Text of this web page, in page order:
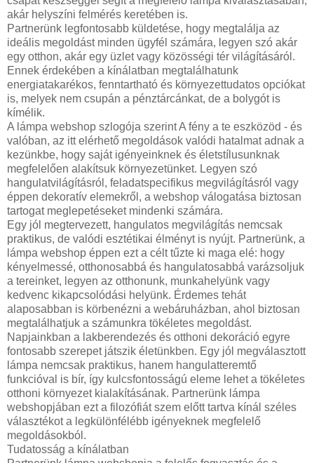
akár helyszíni felmérés keretében is.
Partnerünk legfontosabb küldetése, hogy megtalálja az
ideális megoldást minden ügyfél számára, legyen szó akár
egy otthon, akár egy üzlet vagy közösségi tér világításáról.
Ennek érdekében a kínálatban megtalálhatunk
energiatakarékos, fenntartható és környezettudatos opciókat
is, melyek nem csupán a pénztárcánkat, de a bolygót is
kímélik.
A lámpa webshop szlogója szerint A fény a te eszközöd - és
valóban, az itt elérhető megoldások valódi hatalmat adnak a
kezünkbe, hogy saját igényeinknek és életstílusunknak
megfelelően alakítsuk környezetünket. Legyen szó
hangulatvilágításról, feladatspecifikus megvilágításról vagy
éppen dekoratív elemekről, a webshop válogatása biztosan
tartogat meglepetéseket mindenki számára.
Egy jól megtervezett, hangulatos megvilágítás nemcsak
praktikus, de valódi esztétikai élményt is nyújt. Partnerünk, a
lámpa webshop éppen ezt a célt tűzte ki maga elé: hogy
kényelmessé, otthonosabbá és hangulatosabbá varázsoljuk
a tereinket, legyen az otthonunk, munkahelyünk vagy
kedvenc kikapcsolódási helyünk. Érdemes tehát
alaposabban is körbenézni a webáruházban, ahol biztosan
megtalálhatjuk a számunkra tökéletes megoldást.
Napjainkban a lakberendezés és otthoni dekoráció egyre
fontosabb szerepet játszik életünkben. Egy jól megválasztott
lámpa nemcsak praktikus, hanem hangulatteremtő
funkcióval is bír, így kulcsfontosságú eleme lehet a tökéletes
otthoni környezet kialakításának. Partnerünk lámpa
webshopjában ezt a filozófiát szem előtt tartva kínál széles
választékot a legkülönfélébb igényeknek megfelelő
megoldásokból.
Tudatosság a kínálatban